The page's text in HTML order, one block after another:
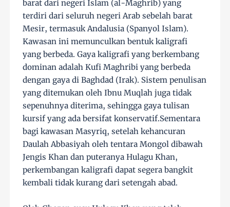
barat dari negeri Islam (al-Maghrib) yang
terdiri dari seluruh negeri Arab sebelah barat
Mesir, termasuk Andalusia (Spanyol Islam).
Kawasan ini memunculkan bentuk kaligrafi
yang berbeda. Gaya kaligrafi yang berkembang
dominan adalah Kufi Maghribi yang berbeda
dengan gaya di Baghdad (Irak). Sistem penulisan
yang ditemukan oleh Ibnu Muqlah juga tidak
sepenuhnya diterima, sehingga gaya tulisan
kursif yang ada bersifat konservatif.Sementara
bagi kawasan Masyriq, setelah kehancuran
Daulah Abbasiyah oleh tentara Mongol dibawah
Jengis Khan dan puteranya Hulagu Khan,
perkembangan kaligrafi dapat segera bangkit
kembali tidak kurang dari setengah abad.